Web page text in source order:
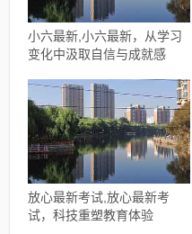
小六最新,小六最新，从学习
变化中汲取自信与成就感
放心最新考试,放心最新考
试，科技重塑教育体验